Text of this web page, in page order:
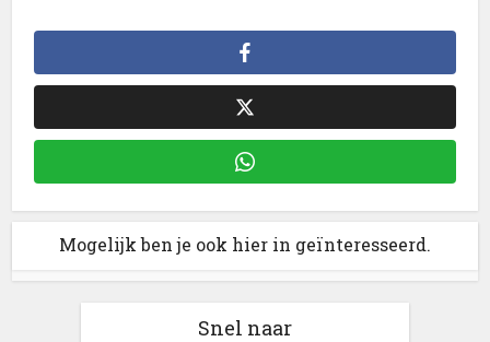
Mogelijk ben je ook hier in geïnteresseerd.
Snel naar